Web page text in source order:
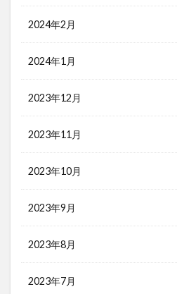
2024年2月
2024年1月
2023年12月
2023年11月
2023年10月
2023年9月
2023年8月
2023年7月